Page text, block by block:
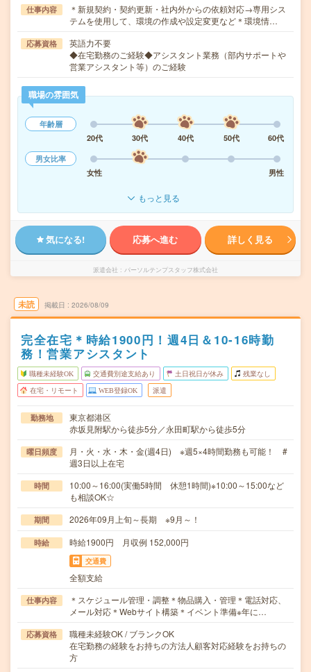
仕事内容
＊新規契約・契約更新・社内外からの依頼対応→専用シス
テムを使用して、環境の作成や設定変更など＊環境情…
応募資格
英語力不要
◆在宅勤務のご経験◆アシスタント業務（部内サポートや
営業アシスタント等）のご経験
職場の雰囲気
年齢層
20代
30代 40代 50代
60代
男女比率
女性
男性
もっと見る
気になる! 応募へ進む 詳しく見る
派遣会社 パーソルテンプスタッフ株式会社
未読 掲載日 2026/08/09
完全在宅＊時給1900円！週4日＆10-16時勤
務！営業アシスタント
職種未経験OK 交通費別途支給あり 土日祝日が休み 残業なし
在宅・リモート WEB登録OK 派遣
勤務地
東京都港区
赤坂見附駅から徒歩5分／永田町駅から徒歩5分
曜日頻度
月・火・水・木・金(週4日) ※週5×4時間勤務も可能！ #
週3日以上在宅
時間
10:00～16:00(実働5時間 休憩1時間)※10:00～15:00など
も相談OK☆
期間 2026年09月上旬～長期 ※9月～！
時給 時給1900円 月収例 152,000円
交通費
全額支給
仕事内容
＊スケジュール管理・調整＊物品購入・管理＊電話対応、
メール対応＊Webサイト構築＊イベント準備※年に…
応募資格
職種未経験OK / ブランクOK
在宅勤務の経験をお持ちの方法人顧客対応経験をお持ちの
方